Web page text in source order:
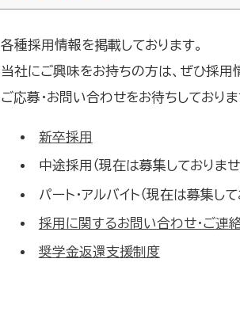
各種採用情報を掲載しております。
当社にご興味をお持ちの方は、ぜひ採用
ご応募・お問い合わせをお待ちしておりま
新卒採用
中途採用（現在は募集しておりませ
パート・アルバイト（現在は募集して
採用に関するお問い合わせ・ご連
奨学金返還支援制度